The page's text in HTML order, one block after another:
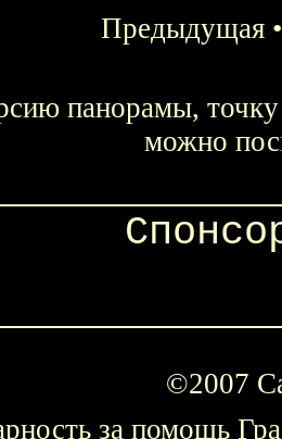
Предыдущая
панорамы,
можно
©2007
за помощь